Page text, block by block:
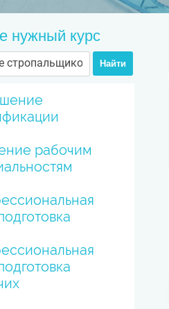
нужный курс
Найти
рабочим